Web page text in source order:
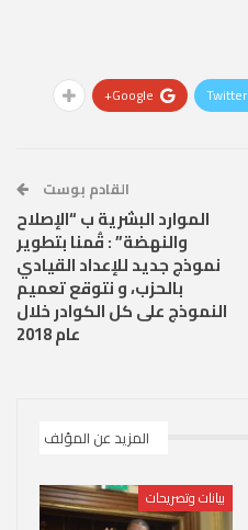
Twitter
Google+
القادم بوست
الموارد البشرية ب “الإصلاح
والنهضة” : قُمنا بتطوير
نموذج جديد للإعداد القيادي
بالحزب، و نتوقع تعميم
النموذج على كل الكوادر خلال
عام 2018
المزيد عن المؤلف
بيانات وتصريحات